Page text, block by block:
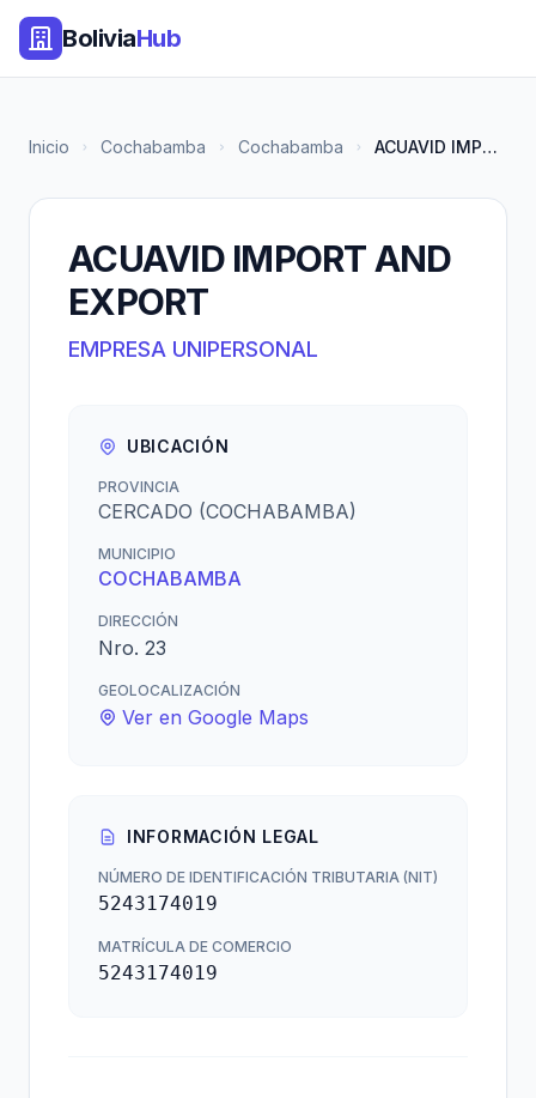
BoliviaHub
Inicio Cochabamba Cochabamba ACUAVID IMPORT AND EXPORT
ACUAVID IMPORT AND
EXPORT
EMPRESA UNIPERSONAL
UBICACIÓN
PROVINCIA
CERCADO (COCHABAMBA)
MUNICIPIO
COCHABAMBA
DIRECCIÓN
Nro. 23
GEOLOCALIZACIÓN
Ver en Google Maps
INFORMACIÓN LEGAL
NÚMERO DE IDENTIFICACIÓN TRIBUTARIA (NIT)
5243174019
MATRÍCULA DE COMERCIO
5243174019